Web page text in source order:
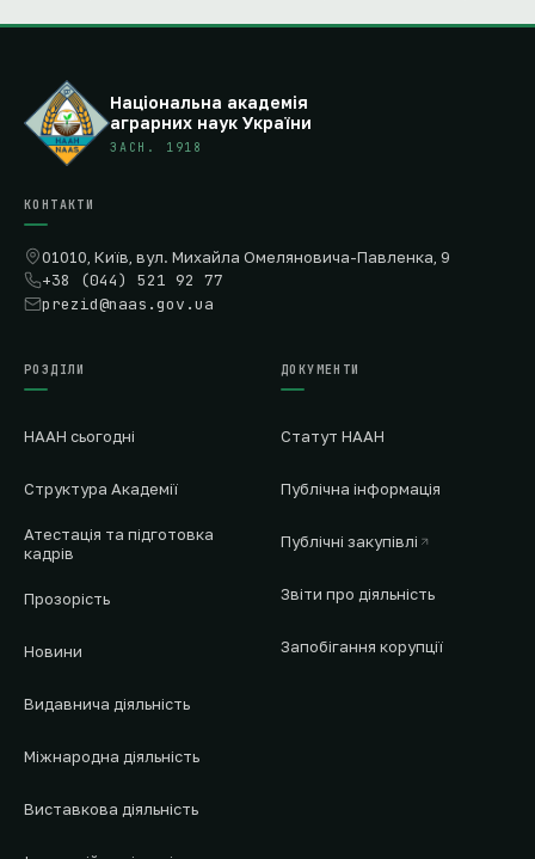
Національна академія
аграрних наук України
ЗАСН. 1918
КОНТАКТИ
01010, Київ, вул. Михайла Омеляновича-Павленка, 9
+38 (044) 521 92 77
prezid@naas.gov.ua
РОЗДІЛИ
НААН сьогодні
Структура Академії
Атестація та підготовка
кадрів
Прозорість
Новини
Видавнича діяльність
Міжнародна діяльність
Виставкова діяльність
ДОКУМЕНТИ
Статут НААН
Публічна інформація
Публічні закупівлі
Звіти про діяльність
Запобігання корупції